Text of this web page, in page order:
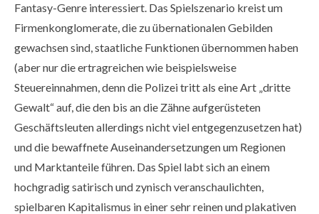
Fantasy-Genre interessiert. Das Spielszenario kreist um
Firmenkonglomerate, die zu übernationalen Gebilden
gewachsen sind, staatliche Funktionen übernommen haben
(aber nur die ertragreichen wie beispielsweise
Steuereinnahmen, denn die Polizei tritt als eine Art „dritte
Gewalt“ auf, die den bis an die Zähne aufgerüsteten
Geschäftsleuten allerdings nicht viel entgegenzusetzen hat)
und die bewaffnete Auseinandersetzungen um Regionen
und Marktanteile führen. Das Spiel labt sich an einem
hochgradig satirisch und zynisch veranschaulichten,
spielbaren Kapitalismus in einer sehr reinen und plakativen